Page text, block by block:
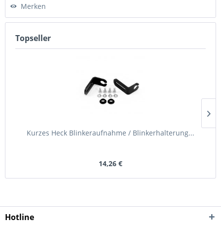
Merken
Topseller
Kurzes Heck Blinkeraufnahme / Blinkerhalterung...
14,26 €
Hotline